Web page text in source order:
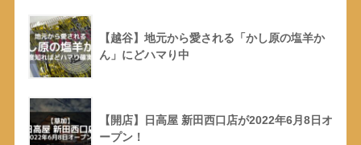
【越谷】地元から愛される「かし原の塩羊か
ん」にどハマり中
【開店】日高屋 新田西口店が2022年6月8日オ
ープン！